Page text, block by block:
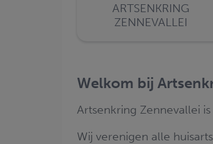
ARTSENKRING
ZENNEVALLEI
Welkom bij
Artsenkring Zennevallei
Wij verenigen alle